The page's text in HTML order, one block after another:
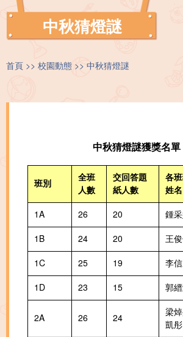
中秋猜燈謎
首頁 校園動態 中秋猜燈謎
中秋猜燈謎獲獎名單
班別
全班
人數
交回答題
紙人數
各
姓名
1A
26 20
鍾
1B
24 20
王
1C
25 19
李
1D
23 15 郭
2A 26 24
梁
凱